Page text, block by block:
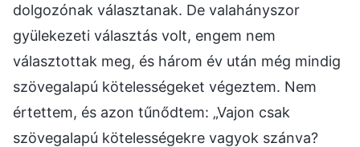
dolgozónak választanak. De valahányszor
gyülekezeti választás volt, engem nem
választottak meg, és három év után még mindig
szövegalapú kötelességeket végeztem. Nem
értettem, és azon tűnődtem: „Vajon csak
szövegalapú kötelességekre vagyok szánva?